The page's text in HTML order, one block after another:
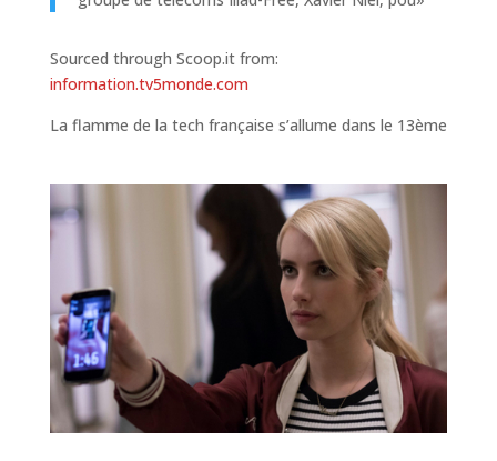
Sourced through Scoop.it from:
information.tv5monde.com
La flamme de la tech française s’allume dans le 13ème